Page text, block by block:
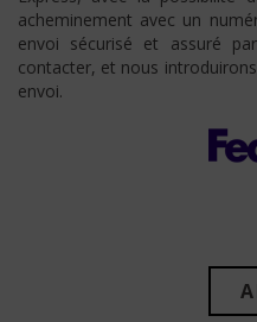
acheminement avec un
envoi sécurisé et assuré
contacter, et nous
envoi.